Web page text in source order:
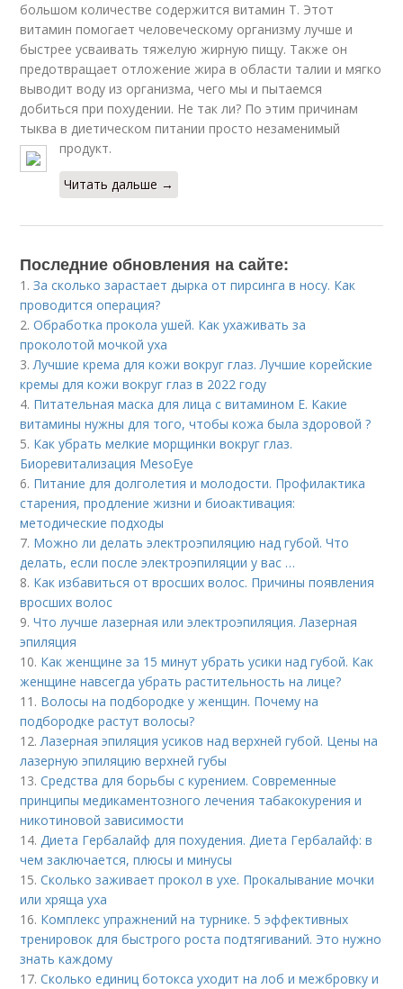
большом количестве содержится витамин Т. Этот
витамин помогает человеческому организму лучше и
быстрее усваивать тяжелую жирную пищу. Также он
предотвращает отложение жира в области талии и мягко
выводит воду из организма, чего мы и пытаемся
добиться при похудении. Не так ли? По этим причинам
тыква в диетическом питании просто незаменимый
продукт.
Читать дальше →
Последние обновления на сайте:
1.За сколько зарастает дырка от пирсинга в носу. Как
проводится операция?
2.Обработка прокола ушей. Как ухаживать за
проколотой мочкой уха
3.Лучшие крема для кожи вокруг глаз. Лучшие корейские
кремы для кожи вокруг глаз в 2022 году
4. Питательная маска для лица с витамином Е. Какие
витамины нужны для того, чтобы кожа была здоровой ?
5. Как убрать мелкие морщинки вокруг глаз.
Биоревитализация MesoEye
6. Питание для долголетия и молодости. Профилактика
старения, продление жизни и биоактивация:
методические подходы
7. Можно ли делать электроэпиляцию над губой. Что
делать, если после электроэпиляции у вас …
8. Как избавиться от вросших волос. Причины появления
вросших волос
9.Что лучше лазерная или электроэпиляция. Лазерная
эпиляция
10. Как женщине за 15 минут убрать усики над губой. Как
женщине навсегда убрать растительность на лице?
11. Волосы на подбородке у женщин. Почему на
подбородке растут волосы?
12.Лазерная эпиляция усиков над верхней губой. Цены на
лазерную эпиляцию верхней губы
13.Средства для борьбы с курением. Современные
принципы медикаментозного лечения табакокурения и
никотиновой зависимости
14.Диета Гербалайф для похудения. Диета Гербалайф: в
чем заключается, плюсы и минусы
15.Сколько заживает прокол в ухе. Прокалывание мочки
или хряща уха
16. Комплекс упражнений на турнике. 5 эффективных
тренировок для быстрого роста подтягиваний. Это нужно
знать каждому
17.Сколько единиц ботокса уходит на лоб и межбровку и